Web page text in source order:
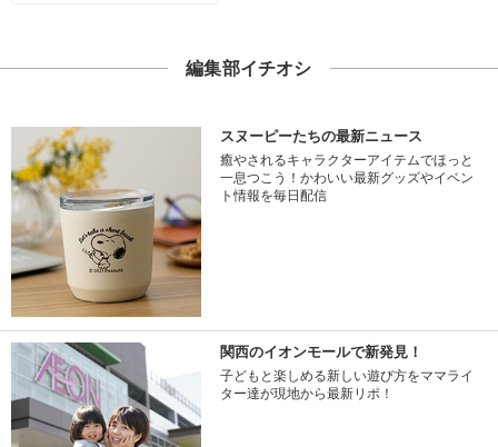
編集部イチオシ
スヌーピーたちの最新ニュース
癒やされるキャラクターアイテムでほっと
一息つこう！かわいい最新グッズやイベン
ト情報を毎日配信
関西のイオンモールで新発見！
子どもと楽しめる新しい遊び方をママライ
ター達が現地から最新リポ！